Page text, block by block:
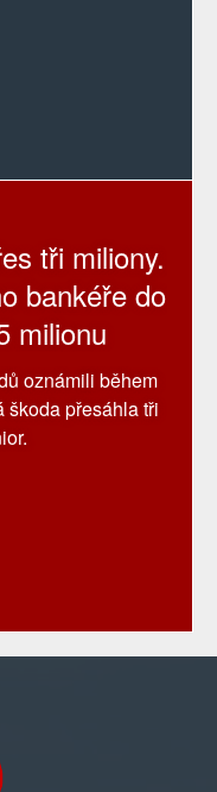
tři miliony.
bankéře do
milionu
oznámili během
škoda přesáhla tři